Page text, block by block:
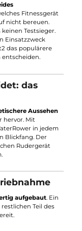
2 -
welchen der beiden
lassen Sie mich eines
beides
Kauf nicht bereuen.
es keinen Testsieger.
Einsatzzweck
das populärere
entscheiden.
das
Aussehen
hervor. Mit